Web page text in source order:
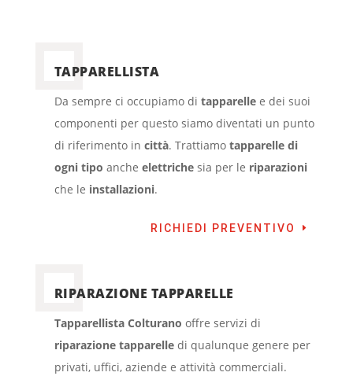
TAPPARELLISTA
Da sempre ci occupiamo di tapparellee dei suoi
componenti per questo siamo diventati un punto
di riferimento in città. Trattiamotapparelle di
ogni tipo anche elettrichesia per le riparazioni
che le installazioni.
RICHIEDI PREVENTIVO
RIPARAZIONE TAPPARELLE
Tapparellista Colturano offre servizi di
riparazione tapparelledi qualunque genere per
privati, uffici, aziende e attività commerciali.